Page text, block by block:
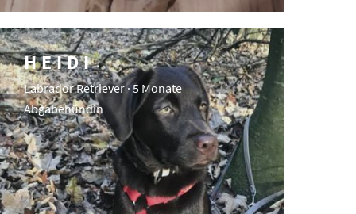
HEIDI
Labrador Retriever · 5 Monate
Abgabehündin